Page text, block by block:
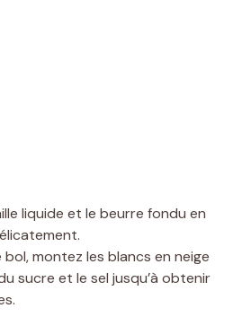
liquide et le beurre fondu en
montez les blancs en neige
sucre et le sel jusqu’à obtenir